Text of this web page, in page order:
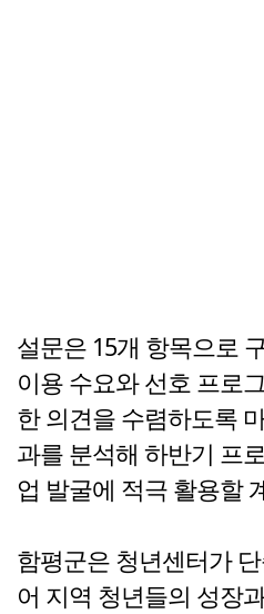
설문은 15개 항목으로
이용 수요와 선호 프로
한 의견을 수렴하도록
과를 분석해 하반기 프
업 발굴에 적극 활용할
함평군은 청년센터가
어 지역 청년들의 성장